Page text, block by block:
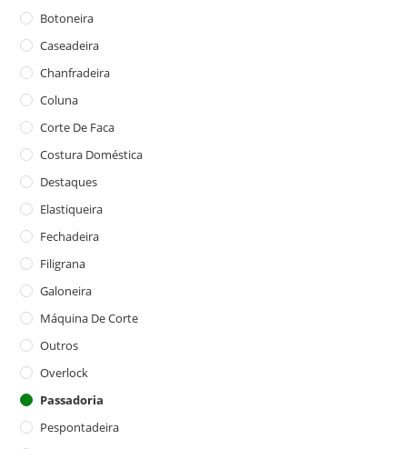
Botoneira
Caseadeira
Chanfradeira
Coluna
Corte De Faca
Costura Doméstica
Destaques
Elastiqueira
Fechadeira
Filigrana
Galoneira
Máquina De Corte
Outros
Overlock
Passadoria
Pespontadeira